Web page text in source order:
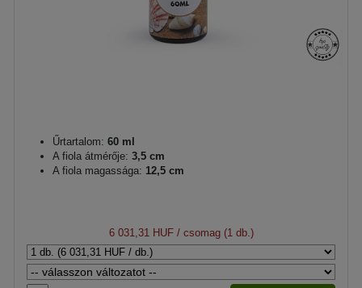
Űrtartalom: 60 ml
A fiola átmérője: 3,5 cm
A fiola magassága: 12,5 cm
6 031,31 HUF/ csomag (1 db.)